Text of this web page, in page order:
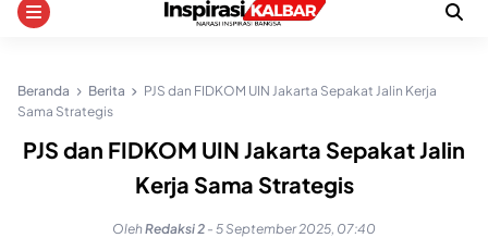
Beranda Berita
PJS dan FIDKOM UIN Jakarta Sepakat Jalin Kerja
Sama Strategis
PJS dan FIDKOM UIN Jakarta Sepakat Jalin
Kerja Sama Strategis
OlehRedaksi 2 - 5 September 2025, 07:40